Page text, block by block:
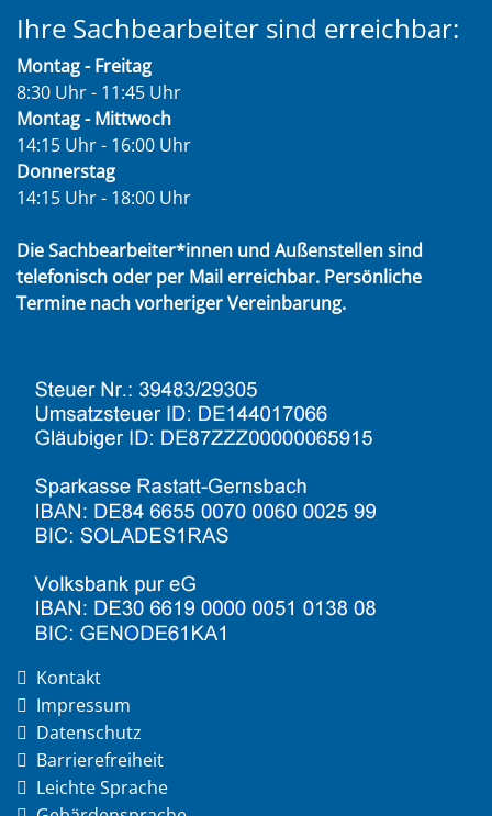
Ihre Sachbearbeiter sind erreichbar:
Montag - Freitag
8:30 Uhr - 11:45 Uhr
Montag - Mittwoch
14:15 Uhr - 16:00 Uhr
Donnerstag
14:15 Uhr - 18:00 Uhr
Die Sachbearbeiter*innen und Außenstellen sind
telefonisch oder per Mail erreichbar. Persönliche
Termine nach vorheriger Vereinbarung.
Kontakt
Impressum
Datenschutz
Barrierefreiheit
Leichte Sprache